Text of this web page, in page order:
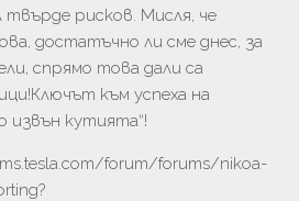
твърде рисков. Мисля, че
достатъчно ли сме днес, за
спрямо това дали са
към успеха на
извън кутията“!
forum/forums/nikoa-